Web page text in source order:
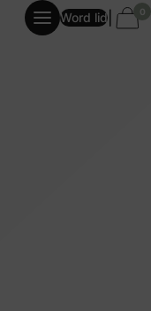
Word lid 0